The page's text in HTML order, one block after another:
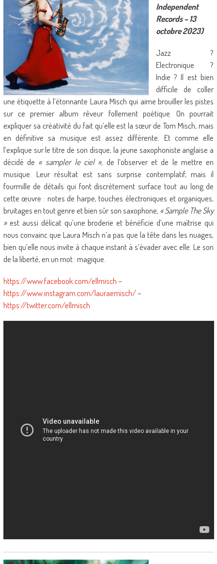
Independent
Records – 13
octobre 2023)
Jazz ?
Electronique ?
Indie ? Il est bien
difficile de coller
une étiquette à l’étonnante Laura Misch qui aime brouiller les pistes
sur ce premier album rêveur follement poétique. On pourrait
expliquer sa créativité du fait qu’elle est la sœur de Tom Misch, mais
en définitive sa musique est assez différente. Et comme elle
l’explique sur le titre de son disque, la jeune saxophoniste anglaise a
décidé de « sampler le ciel », de l’observer et de le mettre en
musique. Leur résultat est sans surprise contemplatif, mais il
fourmille de détails qui font discrètement surface tout au long de
cette œuvre : notes de harpe, touches électroniques et organiques,
bruitages en tout genre et bien sûr son saxophone, « Sample The Sky
»est aussi délicat qu’une broderie et bénéficie d’une maîtrise qui
nous convainc que Laura Misch n’a pas que la tête dans les nuages,
bien qu’elle nous invite à chaque instant à s’évader avec elle. Le son
de la liberté, en un mot : magique.
https://www.facebook.com/ellmisch–
https://www.instagram.com/lauraemisch/–
https://twitter.com/ellmisch